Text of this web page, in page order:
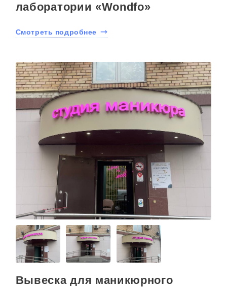
лаборатории «Wondfo»
Смотреть подробнее
Вывеска для маникюрного